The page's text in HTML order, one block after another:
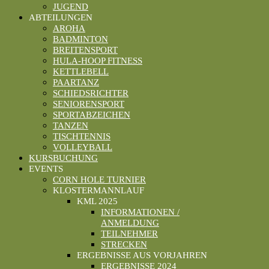
JUGEND
ABTEILUNGEN
AROHA
BADMINTON
BREITENSPORT
HULA-HOOP FITNESS
KETTLEBELL
PAARTANZ
SCHIEDSRICHTER
SENIORENSPORT
SPORTABZEICHEN
TANZEN
TISCHTENNIS
VOLLEYBALL
KURSBUCHUNG
EVENTS
CORN HOLE TURNIER
KLOSTERMANNLAUF
KML 2025
INFORMATIONEN /
ANMELDUNG
TEILNEHMER
STRECKEN
ERGEBNISSE AUS VORJAHREN
ERGEBNISSE 2024